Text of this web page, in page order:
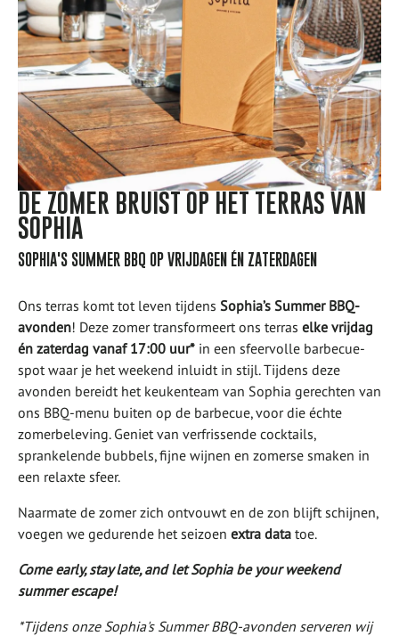
DE ZOMER BRUIST OP HET TERRAS VAN
SOPHIA
SOPHIA'S SUMMER BBQ OP VRIJDAGEN ÉN ZATERDAGEN
Ons terras komt tot leven tijdens Sophia’s Summer BBQ-
avonden! Deze zomer transformeert ons terras elke vrijdag
én zaterdag vanaf 17:00 uur* in een sfeervolle barbecue-
spot waar je het weekend inluidt in stijl. Tijdens deze
avonden bereidt het keukenteam van Sophia gerechten van
ons BBQ-menu buiten op de barbecue, voor die échte
zomerbeleving. Geniet van verfrissende cocktails,
sprankelende bubbels, fijne wijnen en zomerse smaken in
een relaxte sfeer.
Naarmate de zomer zich ontvouwt en de zon blijft schijnen,
voegen we gedurende het seizoen extra data toe.
Come early, stay late, and let Sophia be your weekend
summer escape!
*Tijdens onze Sophia's Summer BBQ-avonden serveren wij